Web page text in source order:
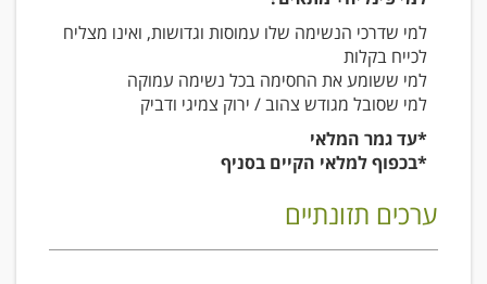
למי שדרכי הנשימה שלו עמוסות וגדושות, ואינו מצליח
לכייח בקלות
למי ששומע את החסימה בכל נשימה עמוקה
למי שסובל מגודש צהוב / ירוק צמיגי ודביק
*עד גמר המלאי
*בכפוף למלאי הקיים בסניף
ערכים תזונתיים